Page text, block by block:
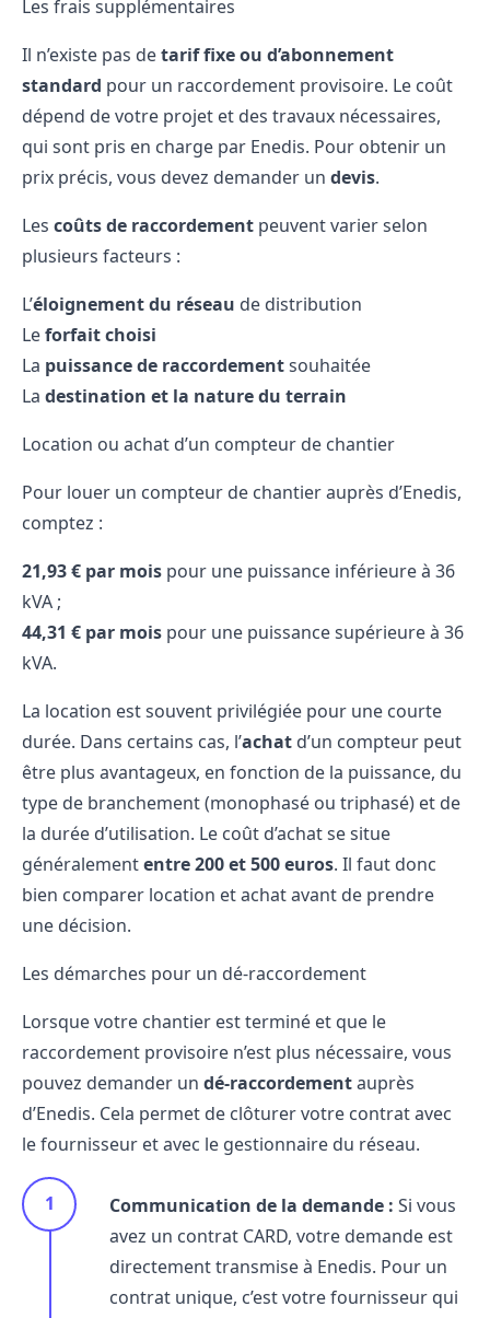
Les frais supplémentaires
Il n’existe pas detarif fixe ou d’abonnement
standard pour un raccordement provisoire. Le coût
dépend de votre projet et des travaux nécessaires,
qui sont pris en charge par Enedis. Pour obtenir un
prix précis, vous devez demander un devis.
Les coûts de raccordement peuvent varier selon
plusieurs facteurs :
L’éloignement du réseau de distribution
Leforfait choisi
La puissance de raccordementsouhaitée
La destination et la nature du terrain
Location ou achat d’un compteur de chantier
Pour louer un compteur de chantier auprès d’Enedis,
comptez :
21,93 € par mois pour une puissance inférieure à 36
kVA ;
44,31 € par mois pour une puissance supérieure à 36
kVA.
La location est souvent privilégiée pour une courte
durée. Dans certains cas, l’achat d’un compteur peut
être plus avantageux, en fonction de la puissance, du
type de branchement (monophasé ou triphasé) et de
la durée d’utilisation. Le coût d’achat se situe
généralemententre 200 et 500 euros. Il faut donc
bien comparer location et achat avant de prendre
une décision.
Les démarches pour un dé-raccordement
Lorsque votre chantier est terminé et que le
raccordement provisoire n’est plus nécessaire, vous
pouvez demander un dé-raccordementauprès
d’Enedis. Cela permet de clôturer votre contrat avec
le fournisseur et avec le gestionnaire du réseau.
Communication de la demande : Si vous
avez un contrat CARD, votre demande est
directement transmise à Enedis. Pour un
contrat unique, c’est votre fournisseur qui